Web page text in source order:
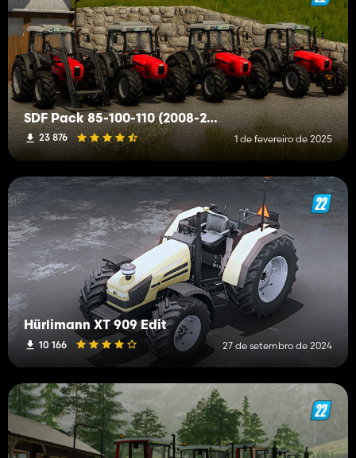
SDF Pack 85-100-110 (2008-2013)
23 876 1 de fevereiro de 2025
Hürlimann XT 909 Edit
10 166 27 de setembro de 2024